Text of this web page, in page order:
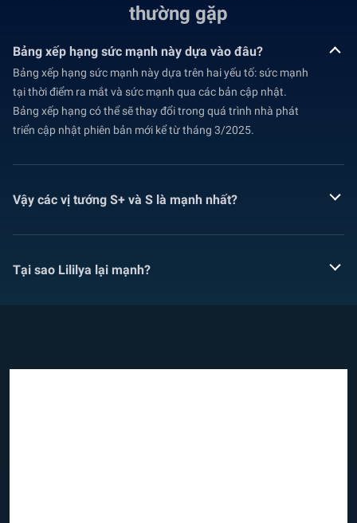
thường gặp
Bảng xếp hạng sức mạnh này dựa vào đâu?
Bảng xếp hạng sức mạnh này dựa trên hai yếu tố: sức mạnh
tại thời điểm ra mắt và sức mạnh qua các bản cập nhật.
Bảng xếp hạng có thể sẽ thay đổi trong quá trình nhà phát
triển cập nhật phiên bản mới kể từ tháng 3/2025.
Vậy các vị tướng S+ và S là mạnh nhất?
Tại sao Lililya lại mạnh?